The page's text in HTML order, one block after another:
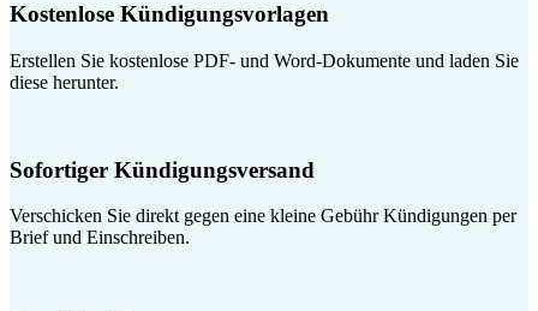
Kostenlose Kündigungsvorlagen
Erstellen Sie kostenlose PDF- und Word-Dokumente und laden Sie
diese herunter.
Sofortiger Kündigungsversand
Verschicken Sie direkt gegen eine kleine Gebühr Kündigungen per
Brief und Einschreiben.